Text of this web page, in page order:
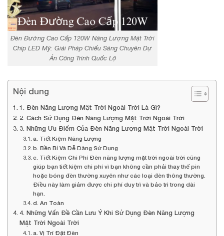
Đèn Đường Cao Cấp 120W Năng Lượng Mặt Trời
Chip LED Mỹ: Giải Pháp Chiếu Sáng Chuyên Dự
Án Công Trình Quốc Lộ
Nội dung
1. Đèn Năng Lượng Mặt Trời Ngoài Trời Là Gì?
2. Cách Sử Dụng Đèn Năng Lượng Mặt Trời Ngoài Trời
3. Những Ưu Điểm Của Đèn Năng Lượng Mặt Trời Ngoài Trời
a. Tiết Kiệm Năng Lượng
b. Bền Bỉ Và Dễ Dàng Sử Dụng
c. Tiết Kiệm Chi Phí Đèn năng lượng mặt trời ngoài trời cũng
giúp bạn tiết kiệm chi phí vì bạn không cần phải thay thế pin
hoặc bóng đèn thường xuyên như các loại đèn thông thường.
Điều này làm giảm được chi phí duy trì và bảo trì trong dài
hạn.
d. An Toàn
4. Những Vấn Đề Cần Lưu Ý Khi Sử Dụng Đèn Năng Lượng
Mặt Trời Ngoài Trời
a. Vị Trí Đặt Đèn